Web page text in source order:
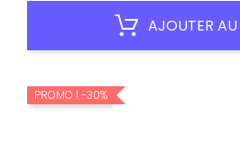
AJOUTER AU
PROMO ! -30%